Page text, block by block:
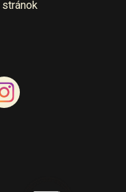
stránok